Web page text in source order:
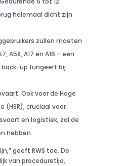
helemaal dicht zijn
zullen moeten
A58, A17 en A16 – een
up fungeert bij
Ook voor de Hoge
(HSR), cruciaal voor
en logistiek, zal de
hebben.
geeft RWS toe. De
van proceduretijd,